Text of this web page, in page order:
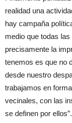
realidad una
hay campaña
medio que todas
precisamente la
tenemos es que no
desde nuestro
trabajamos en
vecinales, con las
se definen por ellos”.